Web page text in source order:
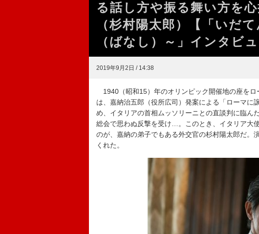
る話し方や振る舞い方を
（杉村陽太郎）【「いだ
（ばなし）～」インタビュ
2019年9月2日 / 14:38
1940（昭和15）年のオリンピック開催地の座を
は、嘉納治五郎（役所広司）発案による「ローマに
め、イタリアの首相ムッソリーニとの直談判に臨ん
総会で思わぬ反撃を受け…。このとき、イタリア大
のが、嘉納の弟子でもある外交官の杉村陽太郎だ。
くれた。